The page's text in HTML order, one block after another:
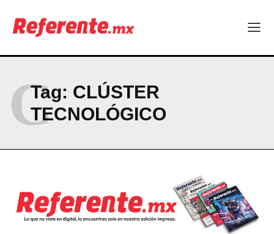
Más escuelas renovadas: fortalecen espacios para el regreso
a clases
Company
ABOUT
PRIVACY POLICY
NEWSLETTER
Tag: CLÚSTER
TECNOLÓGICO
C